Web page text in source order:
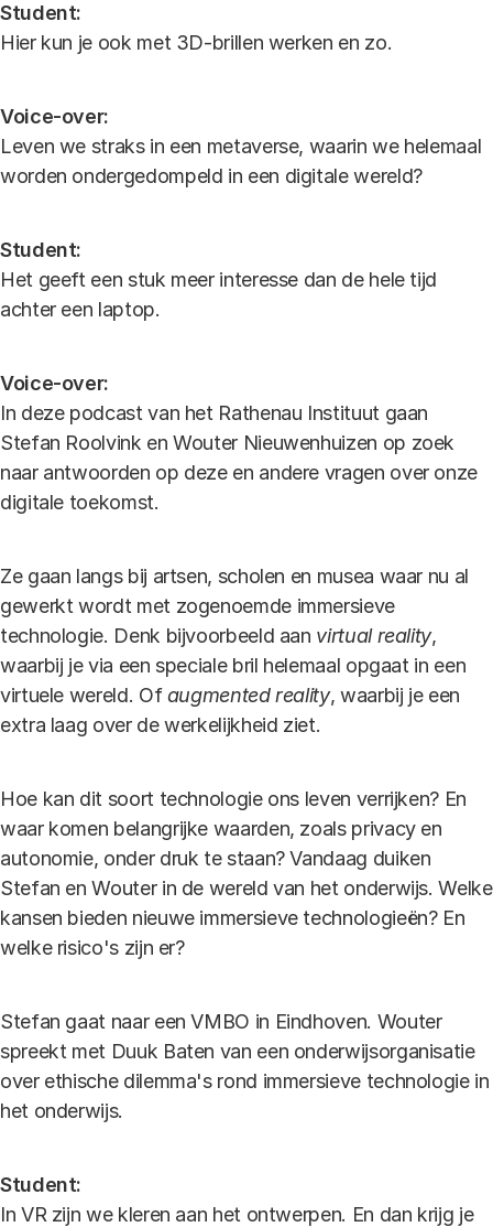
Student:
Hier kun je ook met 3D-brillen werken en zo.
Voice-over:
Leven we straks in een metaverse, waarin we helemaal
worden ondergedompeld in een digitale wereld?
Student:
Het geeft een stuk meer interesse dan de hele tijd
achter een laptop.
Voice-over:
In deze podcast van het Rathenau Instituut gaan
Stefan Roolvink en Wouter Nieuwenhuizen op zoek
naar antwoorden op deze en andere vragen over onze
digitale toekomst.
Ze gaan langs bij artsen, scholen en musea waar nu al
gewerkt wordt met zogenoemde immersieve
technologie. Denk bijvoorbeeld aan virtual reality,
waarbij je via een speciale bril helemaal opgaat in een
virtuele wereld. Ofaugmented reality, waarbij je een
extra laag over de werkelijkheid ziet.
Hoe kan dit soort technologie ons leven verrijken? En
waar komen belangrijke waarden, zoals privacy en
autonomie, onder druk te staan? Vandaag duiken
Stefan en Wouter in de wereld van het onderwijs. Welke
kansen bieden nieuwe immersieve technologieën? En
welke risico's zijn er?
Stefan gaat naar een VMBO in Eindhoven. Wouter
spreekt met Duuk Baten van een onderwijsorganisatie
over ethische dilemma's rond immersieve technologie in
het onderwijs.
Student:
In VR zijn we kleren aan het ontwerpen. En dan krijg je